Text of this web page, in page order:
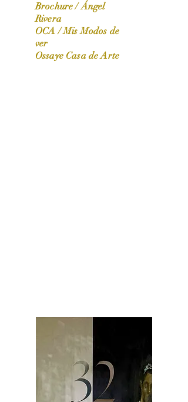
OCA|News 31 / Marzo-Abril / 2024
Brochure / Ángel
Rivera
OCA / Mis Modos de
ver
Ossaye Casa de Arte